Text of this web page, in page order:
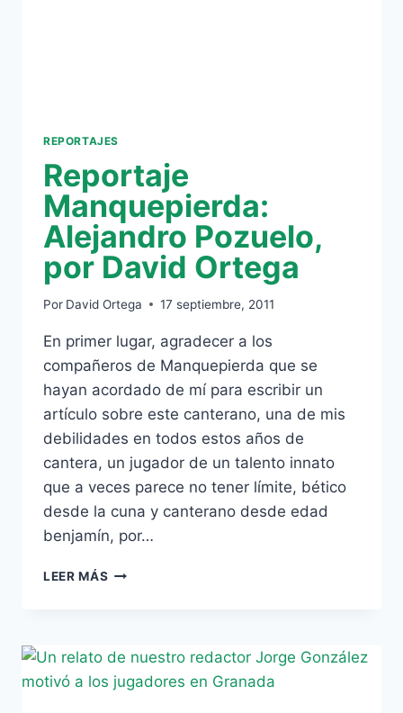
REPORTAJES
Reportaje
Manquepierda:
Alejandro Pozuelo,
por David Ortega
Por David Ortega 17 septiembre, 2011
En primer lugar, agradecer a los
compañeros de Manquepierda que se
hayan acordado de mí para escribir un
artículo sobre este canterano, una de mis
debilidades en todos estos años de
cantera, un jugador de un talento innato
que a veces parece no tener límite, bético
desde la cuna y canterano desde edad
benjamín, por…
LEER MÁS REPORTAJE
DAVID
ORTEGA